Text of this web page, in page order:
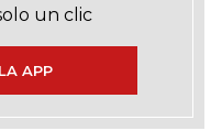
un clic
APP